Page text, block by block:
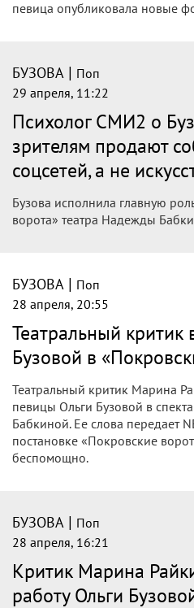
Почему актёрская
Бузовой, какой бы
привлекает зрителей
Почему актёрская
была, привлекает зрителей —
Самбурский , клинический и
29 апреля, 13:04
"Голое" платье и
Филипп Киркоров,
Андрей Малахов,
Бузова гуляли на
Чеботиной
Люся Чеботина/Люся
БУЗОВА| Поп
29 апреля, 11:22